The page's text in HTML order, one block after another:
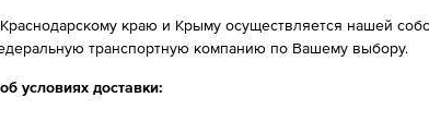
краю и Крыму осуществляется нашей
транспортную компанию по Вашему выбору.
условиях доставки: